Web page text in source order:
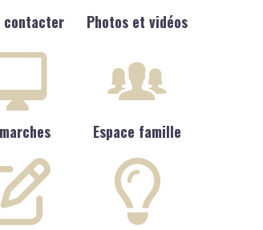
contacter Photos et vidéos
Espace famille